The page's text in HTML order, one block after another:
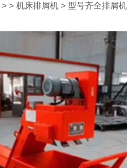
> > 机床排屑机 > 型号齐全排屑